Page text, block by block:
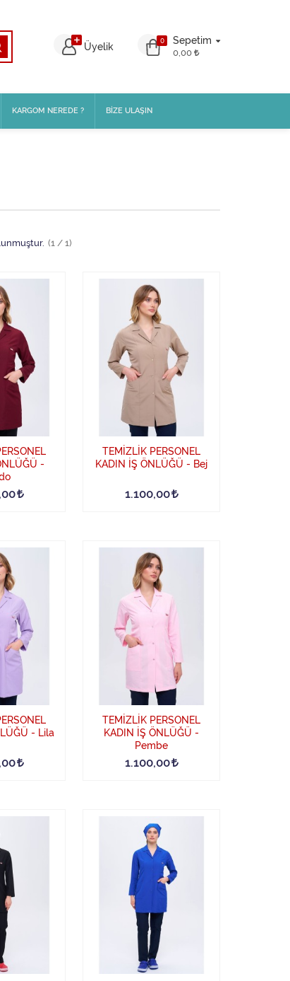
0 Sepetim
0,00
Üyelik
KARGOM NEREDE ? BİZE ULAŞIN
(1 / 1)
-
TEMİZLİK PERSONEL
KADIN İŞ ÖNLÜĞÜ - Bej
1.100,00
- Lila
TEMİZLİK PERSONEL
KADIN İŞ ÖNLÜĞÜ -
Pembe
1.100,00